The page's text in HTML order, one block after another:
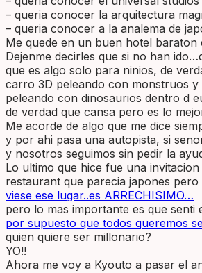
– queria conocer la arquitectura
– queria conocer a la analema de
Me quede en un buen hotel
Dejenme decirles que si no han
que es algo solo para ninios, de
carro 3D peleando con monstruos
peleando con dinosaurios dentro d
de verdad que cansa pero es lo
Me acorde de algo que me dice
y por ahi pasa una autopista, si
y nosotros seguimos sin pedir la
Lo ultimo que hice fue una
restaurant que parecia japones
viese ese lugar..es ARRECHISIMO…
pero lo mas importante es que
por supuesto que todos queremos
quien quiere ser millonario?
YO!!
Ahora me voy a Kyouto a pasar el